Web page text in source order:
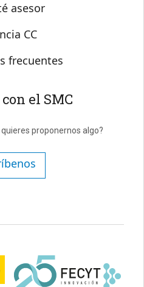
asesor
CC
frecuentes
el SMC
proponernos algo?